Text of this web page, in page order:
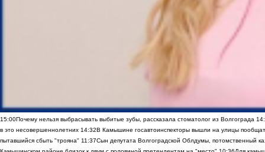
15:00Почему нельзя выбрасывать выбитые зубы, рассказала стоматолог из Волгограда
в это несовершеннолетних 14:32В Камышине госавтоинспекторы вышли на улицы
пытавшийся сбыть "трояна" 11:37Сын депутата Волгоградской Облдумы, потомственный